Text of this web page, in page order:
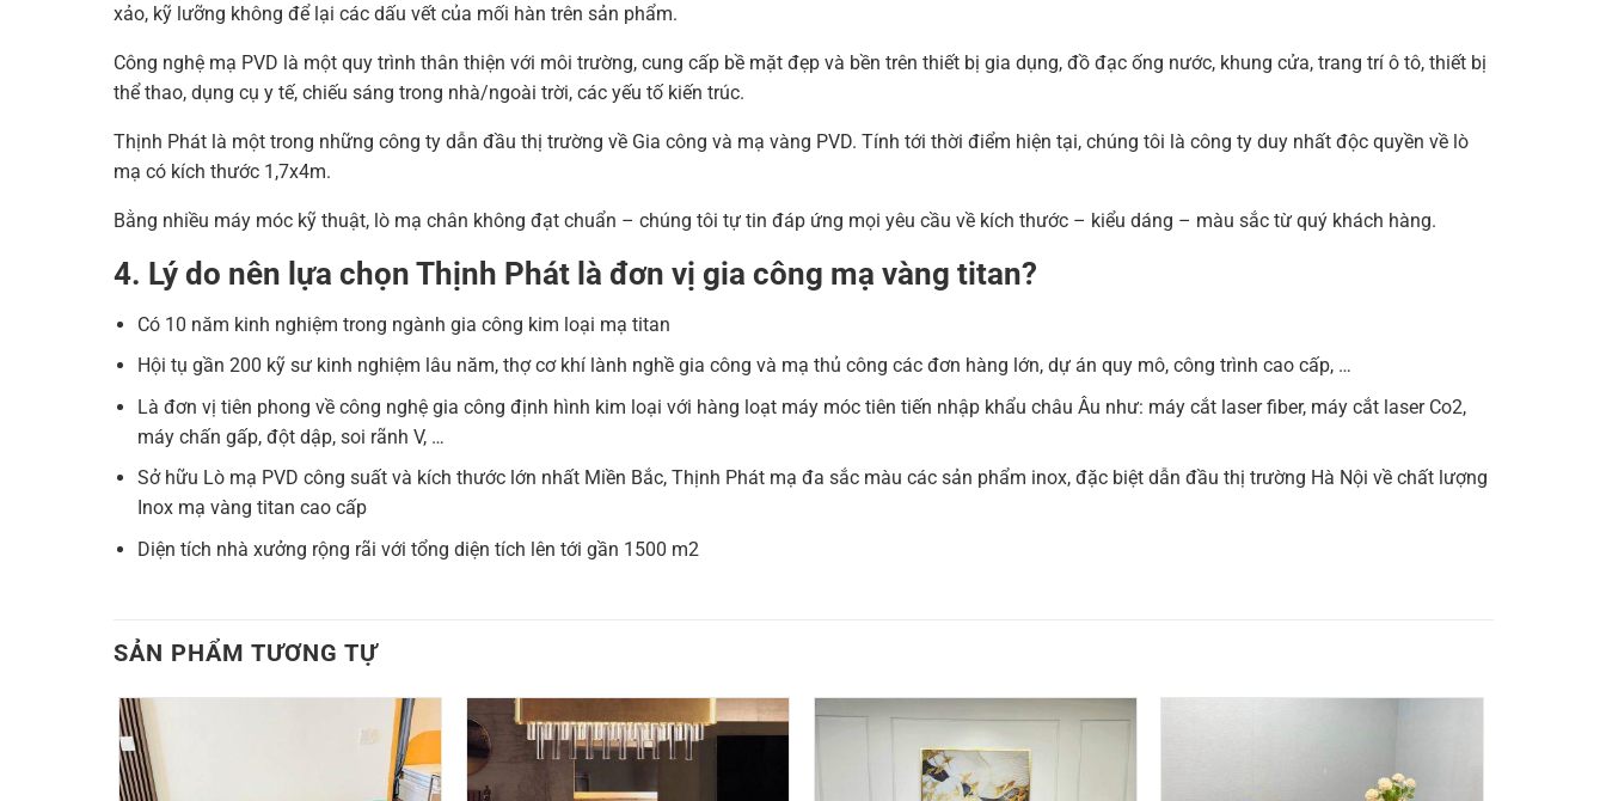
xảo, kỹ lưỡng không để lại các dấu vết của mối hàn trên sản phẩm.
Công nghệ mạ PVD là một quy trình thân thiện với môi trường, cung cấp bề mặt đẹp và bền trên thiết bị gia dụng, đồ đạc ống nước, khung cửa, trang trí ô tô, thiết bị
thể thao, dụng cụ y tế, chiếu sáng trong nhà/ngoài trời, các yếu tố kiến ​​trúc.
Thịnh Phát là một trong những công ty dẫn đầu thị trường về Gia công và mạ vàng PVD. Tính tới thời điểm hiện tại, chúng tôi là công ty duy nhất độc quyền về lò
mạ có kích thước 1,7x4m.
Bằng nhiều máy móc kỹ thuật, lò mạ chân không đạt chuẩn – chúng tôi tự tin đáp ứng mọi yêu cầu về kích thước – kiểu dáng – màu sắc từ quý khách hàng.
4. Lý do nên lựa chọn Thịnh Phát là đơn vị gia công mạ vàng titan?
Có 10 năm kinh nghiệm trong ngành gia công kim loại mạ titan
Hội tụ gần 200 kỹ sư kinh nghiệm lâu năm, thợ cơ khí lành nghề gia công và mạ thủ công các đơn hàng lớn, dự án quy mô, công trình cao cấp, …
Là đơn vị tiên phong về công nghệ gia công định hình kim loại với hàng loạt máy móc tiên tiến nhập khẩu châu Âu như: máy cắt laser fiber, máy cắt laser Co2,
máy chấn gấp, đột dập, soi rãnh V, …
Sở hữu Lò mạ PVD công suất và kích thước lớn nhất Miền Bắc, Thịnh Phát mạ đa sắc màu các sản phẩm inox, đặc biệt dẫn đầu thị trường Hà Nội về chất lượng
Inox mạ vàng titan cao cấp
Diện tích nhà xưởng rộng rãi với tổng diện tích lên tới gần 1500 m2
SẢN PHẨM TƯƠNG TỰ